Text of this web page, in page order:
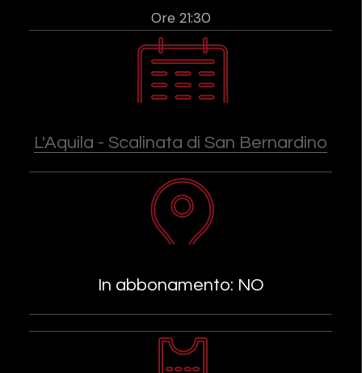
Ore 21:30
L'Aquila - Scalinata di San Bernardino
In abbonamento: NO